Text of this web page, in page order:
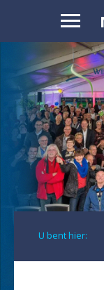
VOOR
EN
U bent hier: